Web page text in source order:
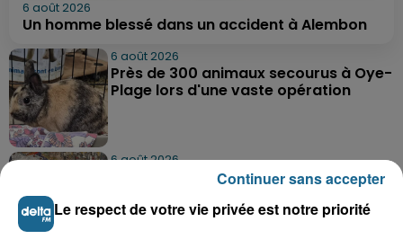
6 août 2026
Un homme blessé dans un accident à Alembon
6 août 2026
Près de 300 animaux secourus à Oye-
Plage lors d'une vaste opération
6 août 2026
Dunkerque : dix jeunes vont parcourir
Le respect de votre vie privée est notre priorité
Continuer sans accepter